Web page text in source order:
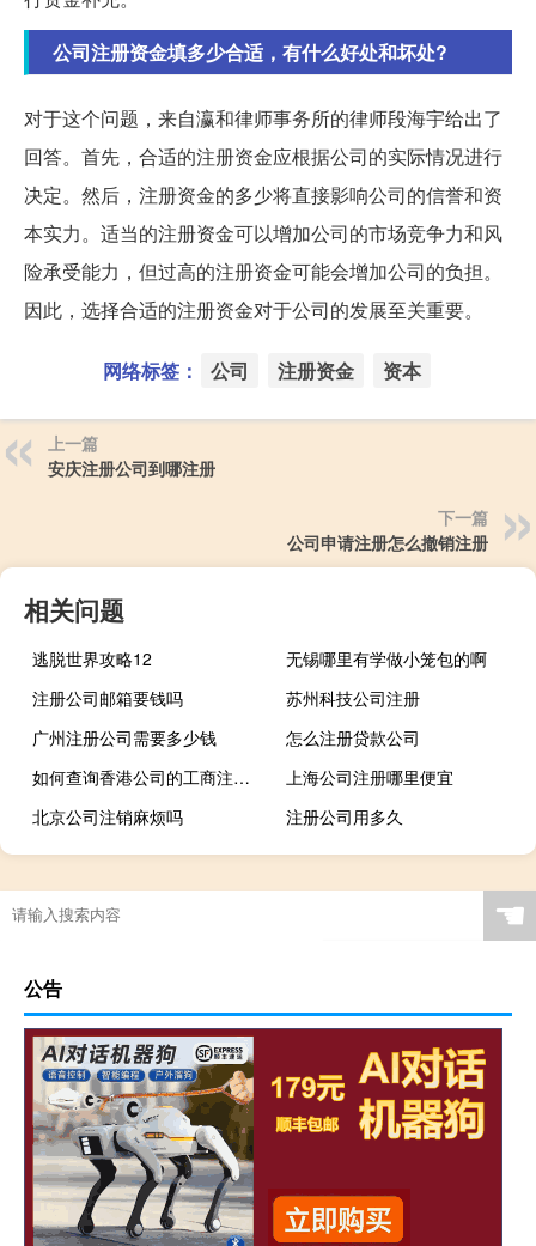
公司注册资金填多少合适，有什么好处和坏处?
对于这个问题，来自瀛和律师事务所的律师段海宇给出了
回答。首先，合适的注册资金应根据公司的实际情况进行
决定。然后，注册资金的多少将直接影响公司的信誉和资
本实力。适当的注册资金可以增加公司的市场竞争力和风
险承受能力，但过高的注册资金可能会增加公司的负担。
因此，选择合适的注册资金对于公司的发展至关重要。
网络标签： 公司 注册资金 资本
上一篇
安庆注册公司到哪注册
下一篇
公司申请注册怎么撤销注册
相关问题
逃脱世界攻略12
无锡哪里有学做小笼包的啊
注册公司邮箱要钱吗
苏州科技公司注册
广州注册公司需要多少钱
怎么注册贷款公司
如何查询香港公司的工商注册信息
上海公司注册哪里便宜
北京公司注销麻烦吗
注册公司用多久
☚
公告